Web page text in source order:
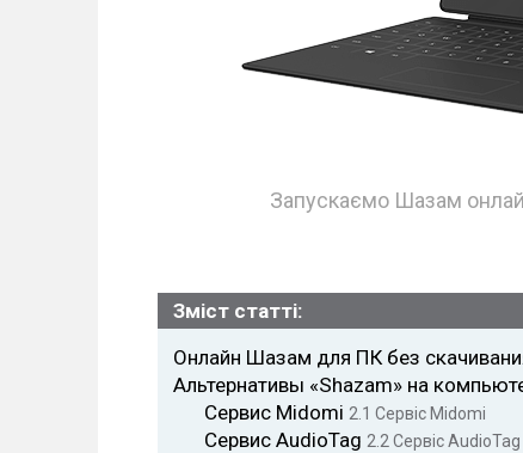
Запускаємо Шазам
Зміст статті:
Онлайн Шазам для ПК без
Альтернативы «Shazam» на
Сервис Midomi 2.1 Сервіс Midomi
Сервис AudioTag 2.2 Сервіс AudioTag